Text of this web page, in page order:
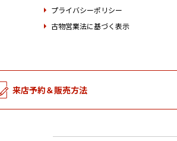
プライバシーポリシー
古物営業法に基づく表示
来店予約＆販売方法